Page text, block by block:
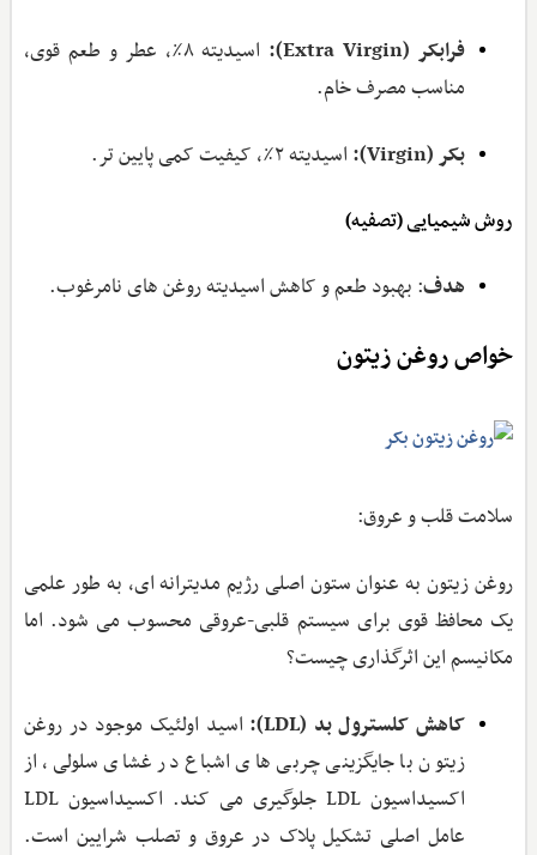
فرابکر (Extra Virgin
):
اسیدیته ۸٪، عطر و طعم قوی،
مناسب مصرف خام.
بکر (Virgin
): اسیدیته ۲٪، کیفیت کمی پایین‌ تر.
روش شیمیایی (تصفیه)
هدف: بهبود طعم و کاهش اسیدیته روغن ‌های نامرغوب.
خواص روغن زیتون
سلامت قلب و عروق:
روغن زیتون به ‌عنوان ستون اصلی رژیم مدیترانه‌ ای، به‌‌ طور علمی
یک محافظ قوی برای سیستم قلبی-عروقی محسوب می شود. اما
مکانیسم این اثرگذاری چیست؟
کاهش کلسترول بد (LDL
): اسید اولئیک موجود در روغن
زیتون با جایگزینی چربی ‌های اشباع در غشای سلولی، از
اکسیداسیون LDL جلوگیری می‌ کند. اکسیداسیون LDL
عامل اصلی تشکیل پلاک در عروق و تصلب شرایین است.